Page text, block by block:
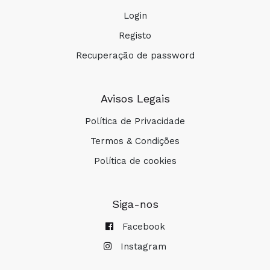
COMPRAR
Login
Registo
Recuperação de password
Avisos Legais
Política de Privacidade
Termos & Condições
Política de cookies
Siga-nos
Facebook
Instagram